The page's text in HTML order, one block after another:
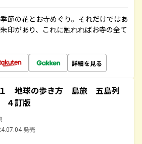
節の花とお寺めぐり。それだけではあ
印があり、これに触れればお寺の全て
詳細を見る
地球の歩き方 島旅 五島列
４訂版
発売